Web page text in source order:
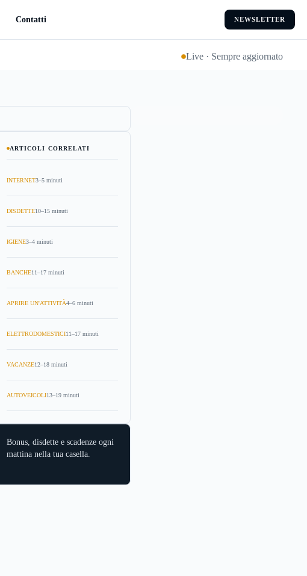
Contatti NEWSLETTER
Live · Sempre aggiornato
ARTICOLI CORRELATI
INTERNET3–5 minuti
DISDETTE10–15 minuti
IGIENE3–4 minuti
BANCHE11–17 minuti
APRIRE UN'ATTIVITÀ4–6 minuti
ELETTRODOMESTICI11–17 minuti
VACANZE12–18 minuti
AUTOVEICOLI13–19 minuti
Bonus, disdette e scadenze ogni
mattina nella tua casella.